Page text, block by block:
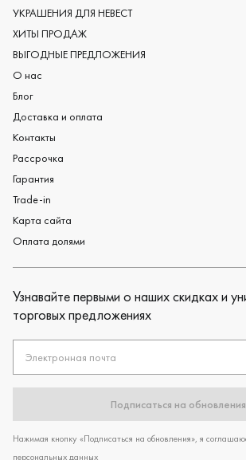
Обручальные кольца из платины
Дизайнерские обручальные кольца
Черные обручальные кольца
УКРАШЕНИЯ ДЛЯ НЕВЕСТ
ХИТЫ ПРОДАЖ
ВЫГОДНЫЕ ПРЕДЛОЖЕНИЯ
О нас
Блог
Доставка и оплата
Контакты
Рассрочка
Гарантия
Trade-in
Карта сайта
Оплата долями
Узнавайте первыми о наших скидках и
торговых предложениях
Электронная почта
Подписаться на обновления
Нажимая кнопку «Подписаться на обновления», я
персональных данных